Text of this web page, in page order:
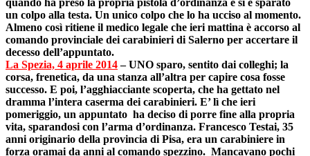
un colpo alla testa. Un unico colpo che lo ha ucciso al momento.
Almeno così ritiene il medico legale che ieri mattina è accorso al
comando provinciale dei carabinieri di Salerno per accertare il
decesso dell’appuntato.
La Spezia, 4 aprile 2014–UNO sparo, sentito dai colleghi; la
corsa, frenetica, da una stanza all’altra per capire cosa fosse
successo. E poi, l’agghiacciante scoperta, che ha gettato nel
dramma l’intera caserma dei carabinieri. E’ lì che ieri
pomeriggio, un appuntato ha deciso di porre fine alla propria
vita, sparandosi con l’arma d’ordinanza. Francesco Testai, 35
anni originario della provincia di Pisa, era un carabiniere in
forza oramai da anni al comando spezzino. Mancavano pochi